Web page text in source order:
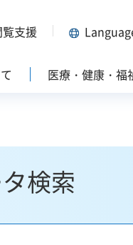
覧支援
医療・健康・福
検索